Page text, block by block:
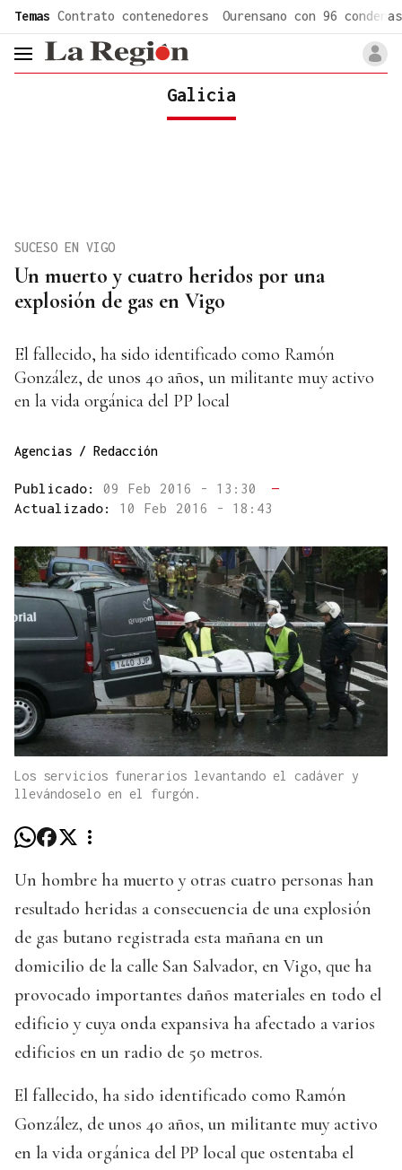
Temas Contrato contenedores Ourensano con 96 condenas
header.menu.open
Galicia
Un muerto y cuatro heridos por una
explosión de gas en Vigo
SUCESO EN VIGO
El fallecido, ha sido identificado como Ramón
González, de unos 40 años, un militante muy activo
en la vida orgánica del PP local
Agencias / Redacción
Publicado: 09 Feb 2016 - 13:30
—
Actualizado: 10 Feb 2016 - 18:43
Los servicios funerarios levantando el cadáver y
llevándoselo en el furgón.
Un hombre ha muerto y otras cuatro personas han
resultado heridas a consecuencia de una explosión
de gas butano registrada esta mañana en un
domicilio de la calle San Salvador, en Vigo, que ha
provocado importantes daños materiales en todo el
edificio y cuya onda expansiva ha afectado a varios
edificios en un radio de 50 metros.
El fallecido, ha sido identificado como Ramón
González, de unos 40 años, un militante muy activo
en la vida orgánica del PP local que ostentaba el